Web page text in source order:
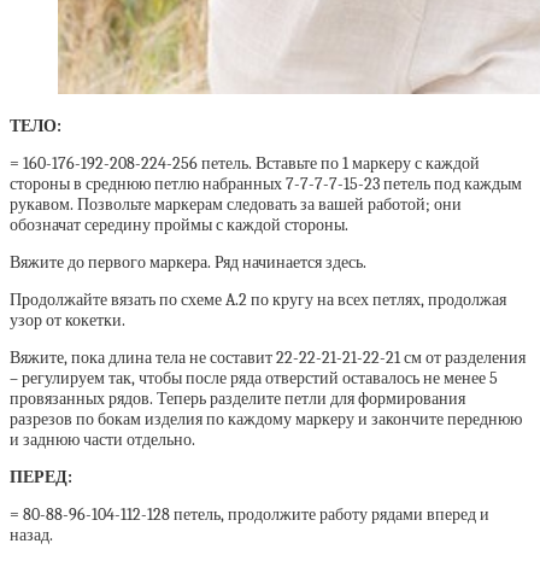
ТЕЛО:
= 160-176-192-208-224-256 петель. Вставьте по 1 маркеру с каждой
стороны в среднюю петлю набранных 7-7-7-7-15-23 петель под каждым
рукавом. Позвольте маркерам следовать за вашей работой; они
обозначат середину проймы с каждой стороны.
Вяжите до первого маркера. Ряд начинается здесь.
Продолжайте вязать по схеме A.2 по кругу на всех петлях, продолжая
узор от кокетки.
Вяжите, пока длина тела не составит 22-22-21-21-22-21 см от разделения
– регулируем так, чтобы после ряда отверстий оставалось не менее 5
провязанных рядов. Теперь разделите петли для формирования
разрезов по бокам изделия по каждому маркеру и закончите переднюю
и заднюю части отдельно.
ПЕРЕД:
= 80-88-96-104-112-128 петель, продолжите работу рядами вперед и
назад.